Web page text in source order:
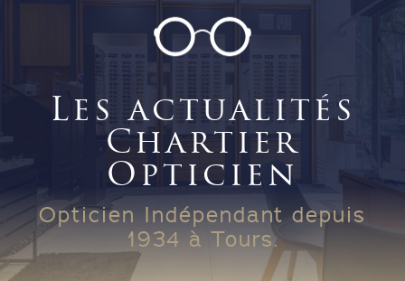
Les actualités
Chartier
Opticien
Opticien Indépendant depuis
1934 à Tours.